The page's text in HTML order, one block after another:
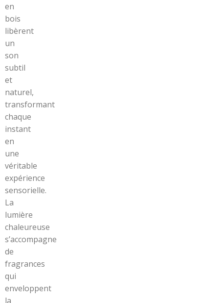
en
bois
libèrent
un
son
subtil
et
naturel,
transformant
chaque
instant
en
une
véritable
expérience
sensorielle.
La
lumière
chaleureuse
s’accompagne
de
fragrances
qui
enveloppent
la